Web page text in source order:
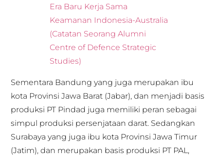
Era Baru Kerja Sama
Keamanan Indonesia-Australia
(Catatan Seorang Alumni
Centre of Defence Strategic
Studies)
Sementara Bandung yang juga merupakan ibu
kota Provinsi Jawa Barat (Jabar), dan menjadi basis
produksi PT Pindad juga memiliki peran sebagai
simpul produksi persenjataan darat. Sedangkan
Surabaya yang juga ibu kota Provinsi Jawa Timur
(Jatim), dan merupakan basis produksi PT PAL,